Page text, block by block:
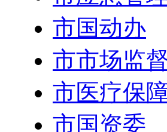
市国动办
市市场监
市医疗保
市国资委